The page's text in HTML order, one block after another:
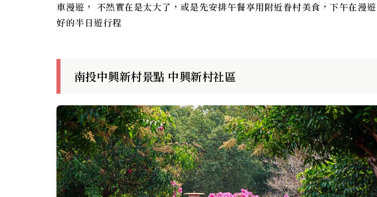
車漫遊， 不然實在是太大了，或是先安排午餐享用附近眷村美食，下午在漫遊
好的半日遊行程
南投中興新村景點 中興新村社區